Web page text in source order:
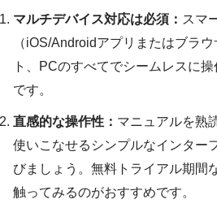
マルチデバイス対応は必須： スマ
（iOS/Androidアプリまたはブラ
ト、PCのすべてでシームレスに
です。
直感的な操作性： マニュアルを熟
使いこなせるシンプルなインター
びましょう。無料トライアル期間
触ってみるのがおすすめです。